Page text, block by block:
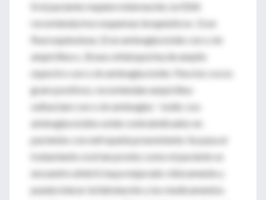
Si el paciente requiere internación, la IDSA
recomienda tres esquemas terapéuticos: 1) un
fluoroquinolona; 2) un aminoglucósido con o sin
ampicilina o, 3) una cefalosporina de amplio
espectro con o sin aminoglucósido. Para los cocos
gram positivos, recomiendan ampicilina-
sulbactam con o sin aminogluc´´osido. Los
aminoglucósidos están contraindicados en
pacientes con nefropatía preexistente. Se pasa al
tratamiento oral tan pronto como el paciente se
encuentre afebril, haya mejorado clínicamente y
pueda tolerar la hidratación y los medicamentos